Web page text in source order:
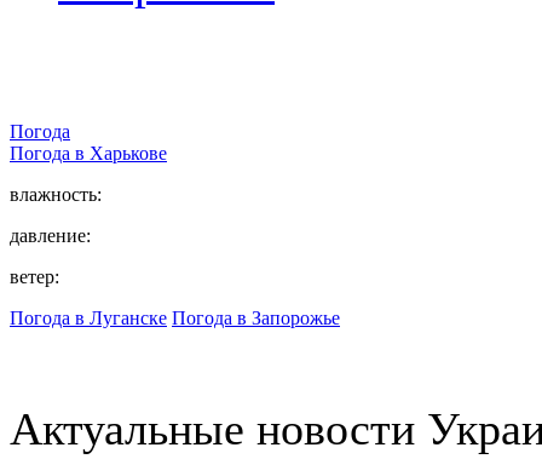
Погода
Погода в Харькове
влажность:
давление:
ветер:
Погода в Луганске Погода в Запорожье
Актуальные новости